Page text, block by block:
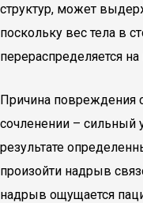
структур, может
поскольку вес тела в
перераспределяется на
Причина повреждения
сочленении – сильный
результате
произойти надрыв
надрыв ощущается